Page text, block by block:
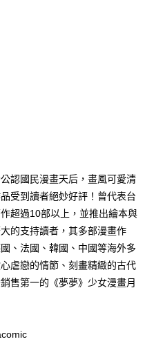
款」的支付方式。 讓您購物簡單
需儲值。
可結帳。
。
後，將跳轉至「AFTEE先享後付」
簡訊。
方視為交易完成。
費，但若您需要取消訂單，請聯絡
單仍視為有效，需透過AFTEE先享
之結帳頁面顯示為準，若有關於
關疑問，請聯繫「AFTEE先享後付
「AFTEE先享後付」服務完成之交
料，並將交易相關給付款項請求債
網址：
費
費
運費
運費
費
運費
認國民漫畫天后，畫風可愛清
受到讀者絕妙好評！曾代表台
超過10部以上，並推出繪本與
的支持讀者，其多部漫畫作
、法國、韓國、中國等海外多
虐戀的情節、刻畫精緻的古代
售第一的《夢夢》少女漫畫月